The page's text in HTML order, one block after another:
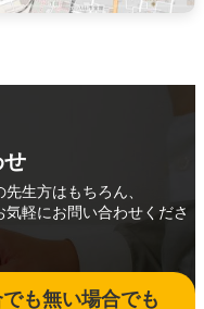
せ
生方はもちろん、
軽にお問い合わせくださ
も無い場合でも